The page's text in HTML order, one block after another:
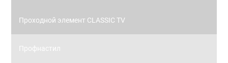
Проходной элемент CLASSIC TV
Профнастил